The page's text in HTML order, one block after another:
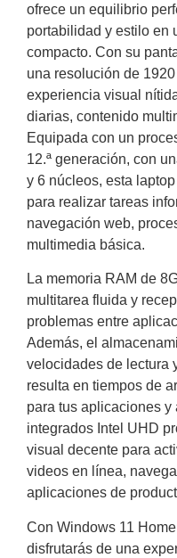
ofrece un equilibrio
portabilidad y estilo en
compacto. Con su
una resolución de
experiencia visual
diarias, contenido
Equipada con un
12.ª generación, con
y 6 núcleos, esta
para realizar tareas
navegación web,
multimedia básica.
La memoria RAM de
multitarea fluida y
problemas entre
Además, el
velocidades de lectura
resulta en tiempos de
para tus aplicaciones
integrados Intel UHD
visual decente para
videos en línea,
aplicaciones de
Con Windows 11
disfrutarás de una